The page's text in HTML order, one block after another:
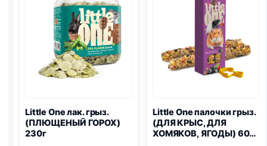
Little Oneлак. грыз.
(ПЛЮЩЕНЫЙ ГОРОХ)
230г
Little Oneпалочки грыз.
(ДЛЯ КРЫС, ДЛЯ
ХОМЯКОВ, ЯГОДЫ) 60г